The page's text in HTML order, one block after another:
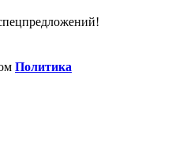
Политика